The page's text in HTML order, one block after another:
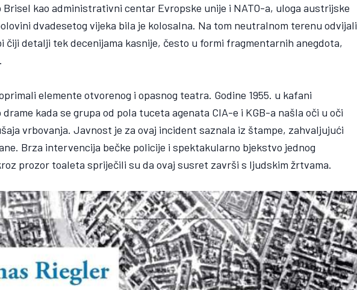
Brisel kao administrativni centar Evropske unije i NATO-a, uloga austrijske
dvadesetog vijeka bila je kolosalna. Na tom neutralnom terenu odvijali
čiji detalji tek decenijama kasnije, često u formi fragmentarnih anegdota,
elemente otvorenog i opasnog teatra. Godine 1955. u kafani
drame kada se grupa od pola tuceta agenata CIA-e i KGB-a našla oči u oči
vrbovanja. Javnost je za ovaj incident saznala iz štampe, zahvaljujući
Brza intervencija bečke policije i spektakularno bjekstvo jednog
prozor toaleta spriječili su da ovaj susret završi s ljudskim žrtvama.